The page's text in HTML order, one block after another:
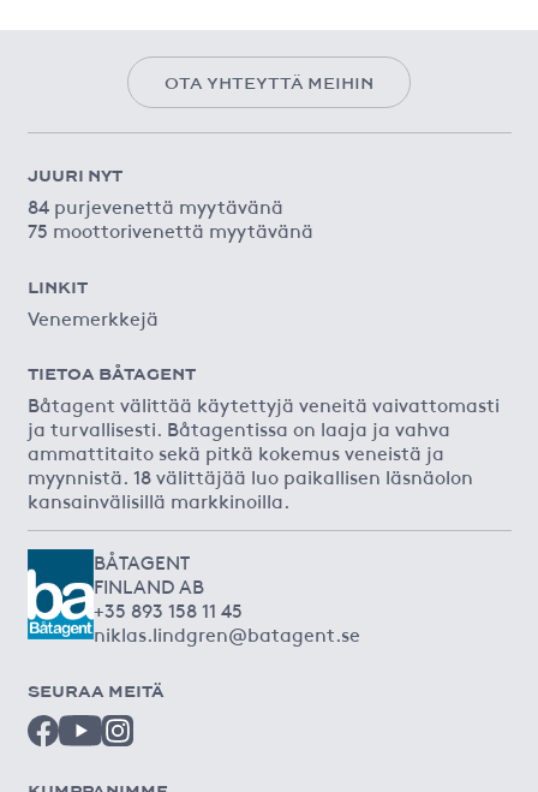
OTA YHTEYTTÄ MEIHIN
JUURI NYT
84 purjevenettä myytävänä
75 moottorivenettä myytävänä
LINKIT
Venemerkkejä
TIETOA BÅTAGENT
Båtagent välittää käytettyjä veneitä vaivattomasti
ja turvallisesti. Båtagentissa on laaja ja vahva
ammattitaito sekä pitkä kokemus veneistä ja
myynnistä. 18 välittäjää luo paikallisen läsnäolon
kansainvälisillä markkinoilla.
BÅTAGENT
FINLAND AB
+35 893 158 11 45
niklas.lindgren@batagent.se
SEURAA MEITÄ